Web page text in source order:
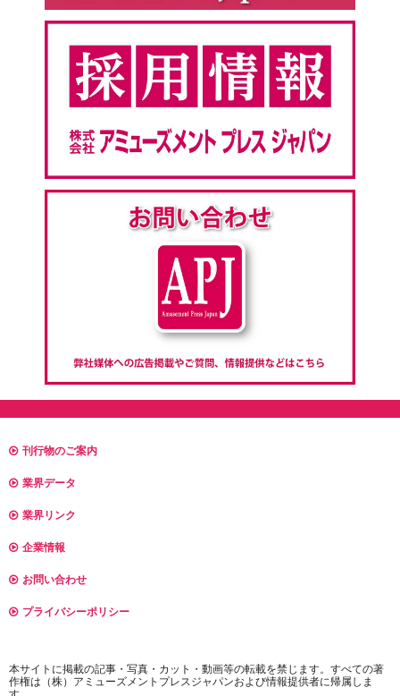
刊行物のご案内
業界データ
業界リンク
企業情報
お問い合わせ
プライバシーポリシー
本サイトに掲載の記事・写真・カット・動画等の転載を禁じます。すべての著
作権は（株）アミューズメントプレスジャパンおよび情報提供者に帰属しま